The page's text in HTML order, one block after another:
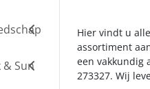
Sun
Hier vindt u
assortiment
een vakkundig
273327. Wij